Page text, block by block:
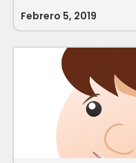
Febrero 5, 2019